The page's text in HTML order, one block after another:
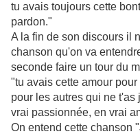
tu avais toujours cette
pardon."
A la fin de son discours il
chanson qu'on va
seconde faire un tour du
"tu avais cette amour
pour les autres qui ne
vrai passionnée, en vrai
On entend cette chanson